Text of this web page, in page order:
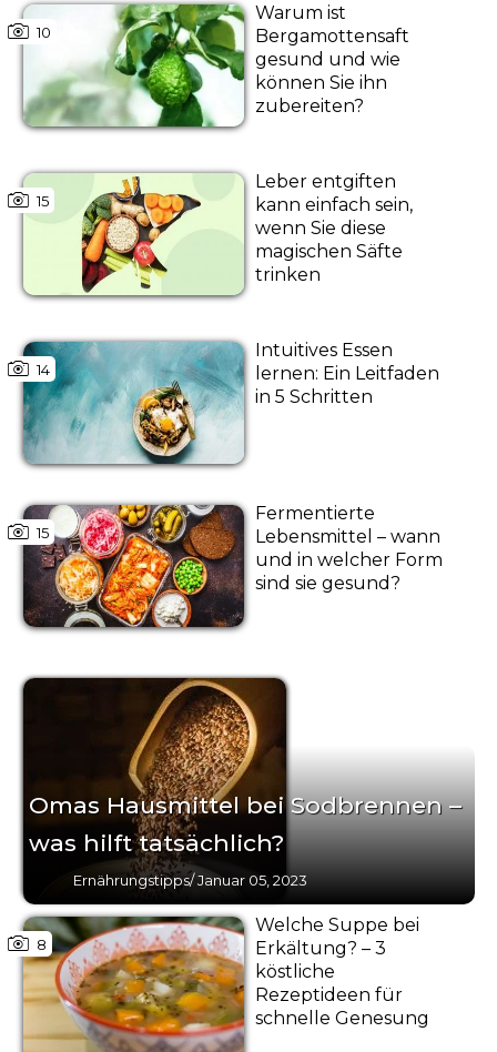
10
Warum ist
Bergamottensaft
gesund und wie
können Sie ihn
zubereiten?
15
Leber entgiften
kann einfach sein,
wenn Sie diese
magischen Säfte
trinken
14
Intuitives Essen
lernen: Ein Leitfaden
in 5 Schritten
15
Fermentierte
Lebensmittel – wann
und in welcher Form
sind sie gesund?
Omas Hausmittel bei Sodbrennen –
was hilft tatsächlich?
Ernährungstipps/Januar 05, 2023
8
Welche Suppe bei
Erkältung? – 3
köstliche
Rezeptideen für
schnelle Genesung